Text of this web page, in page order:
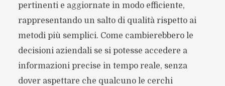
pertinenti e aggiornate in modo efficiente,
rappresentando un salto di qualità rispetto ai
metodi più semplici. Come cambierebbero le
decisioni aziendali se si potesse accedere a
informazioni precise in tempo reale, senza
dover aspettare che qualcuno le cerchi